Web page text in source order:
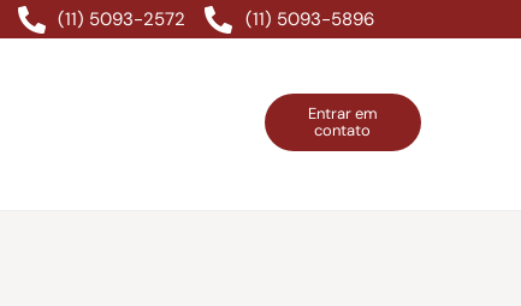
(11) 5093-2572 (11) 5093-5896
Entrar em
contato